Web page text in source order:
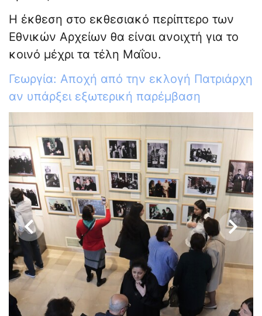
Η έκθεση στο εκθεσιακό περίπτερο των
Εθνικών Αρχείων θα είναι ανοιχτή για το
κοινό μέχρι τα τέλη Μαΐου.
Γεωργία: Αποχή από την εκλογή Πατριάρχη
αν υπάρξει εξωτερική παρέμβαση